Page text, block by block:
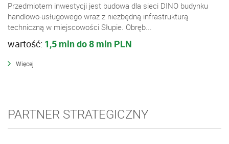
Przedmiotem inwestycji jest budowa dla sieci DINO budynku
handlowo-usługowego wraz z niezbędną infrastrukturą
techniczną w miejscowości Słupie. Obręb...
wartość: 1,5 mln do 8 mln PLN
Więcej
PARTNER STRATEGICZNY